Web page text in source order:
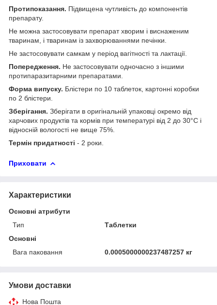
Протипоказання. Підвищена чутливість до компонентів
препарату.
Не можна застосовувати препарат хворим і виснаженим
тваринам, і тваринам із захворюваннями печінки.
Не застосовувати самкам у період вагітності та лактації.
Попередження. Не застосовувати одночасно з іншими
протипаразитарними препаратами.
Форма випуску. Блістери по 10 таблеток, картонні коробки
по 2 блістери.
Зберігання. Зберігати в оригінальній упаковці окремо від
харчових продуктів та кормів при температурі від 2 до 30°С і
відносній вологості не вище 75%.
Термін придатності - 2 роки.
Приховати
Характеристики
Основні атрибути
Тип
Таблетки
Основні
Вага паковання
0.0005000000237487257 кг
Умови доставки
Нова Пошта